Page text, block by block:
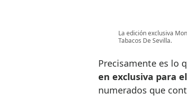
La edición exclusiva
Tabacos De Sevilla.
Precisamente es lo
en exclusiva para
numerados que